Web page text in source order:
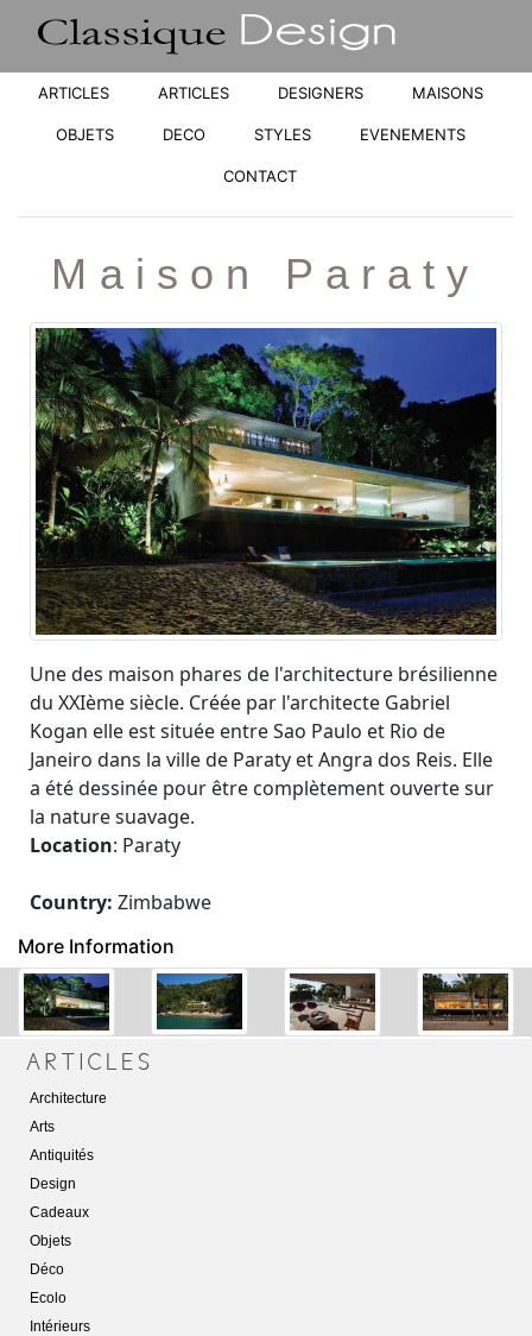
ARTICLES ARTICLES DESIGNERS MAISONS
OBJETS DECO STYLES EVENEMENTS
CONTACT
Maison Paraty
Une des maison phares de l'architecture brésilienne
du XXIème siècle. Créée par l'architecte Gabriel
Kogan elle est située entre Sao Paulo et Rio de
Janeiro dans la ville de Paraty et Angra dos Reis. Elle
a été dessinée pour être complètement ouverte sur
la nature suavage.
Location: Paraty
Country: Zimbabwe
More Information
Architecture
Arts
Antiquités
Design
Cadeaux
Objets
Déco
Ecolo
Intérieurs